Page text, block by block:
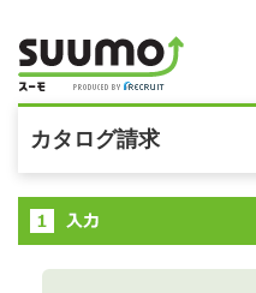
カタログ請求